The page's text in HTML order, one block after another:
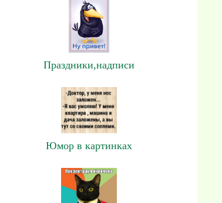
Праздники,надписи
Юмор в картинках